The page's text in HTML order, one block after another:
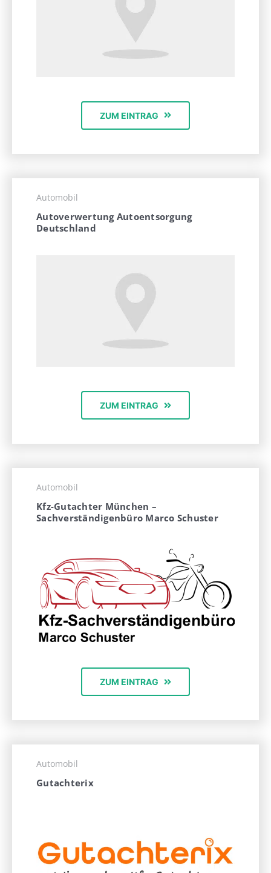
ZUM EINTRAG
Automobil
Autoverwertung Autoentsorgung
Deutschland
ZUM EINTRAG
Automobil
Kfz-Gutachter München –
Sachverständigenbüro Marco Schuster
ZUM EINTRAG
Automobil
Gutachterix